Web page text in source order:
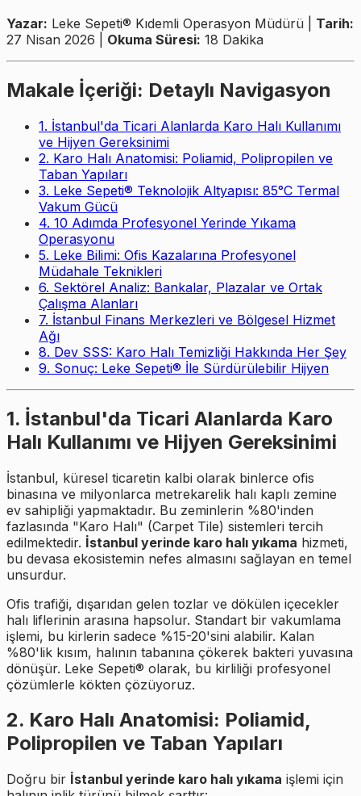
Yazar: Leke Sepeti® Kıdemli Operasyon Müdürü | Tarih:
27 Nisan 2026 | Okuma Süresi: 18 Dakika
Makale İçeriği: Detaylı Navigasyon
1. İstanbul'da Ticari Alanlarda Karo Halı Kullanımı
ve Hijyen Gereksinimi
2. Karo Halı Anatomisi: Poliamid, Polipropilen ve
Taban Yapıları
3. Leke Sepeti® Teknolojik Altyapısı: 85°C Termal
Vakum Gücü
4. 10 Adımda Profesyonel Yerinde Yıkama
Operasyonu
5. Leke Bilimi: Ofis Kazalarına Profesyonel
Müdahale Teknikleri
6. Sektörel Analiz: Bankalar, Plazalar ve Ortak
Çalışma Alanları
7. İstanbul Finans Merkezleri ve Bölgesel Hizmet
Ağı
8. Dev SSS: Karo Halı Temizliği Hakkında Her Şey
9. Sonuç: Leke Sepeti® İle Sürdürülebilir Hijyen
1. İstanbul'da Ticari Alanlarda Karo
Halı Kullanımı ve Hijyen Gereksinimi
İstanbul, küresel ticaretin kalbi olarak binlerce ofis
binasına ve milyonlarca metrekarelik halı kaplı zemine
ev sahipliği yapmaktadır. Bu zeminlerin %80'inden
fazlasında "Karo Halı" (Carpet Tile) sistemleri tercih
edilmektedir. İstanbul yerinde karo halı yıkama hizmeti,
bu devasa ekosistemin nefes almasını sağlayan en temel
unsurdur.
Ofis trafiği, dışarıdan gelen tozlar ve dökülen içecekler
halı liflerinin arasına hapsolur. Standart bir vakumlama
işlemi, bu kirlerin sadece %15-20'sini alabilir. Kalan
%80'lik kısım, halının tabanına çökerek bakteri yuvasına
dönüşür. Leke Sepeti® olarak, bu kirliliği profesyonel
çözümlerle kökten çözüyoruz.
2. Karo Halı Anatomisi: Poliamid,
Polipropilen ve Taban Yapıları
Doğru bir İstanbul yerinde karo halı yıkama işlemi için